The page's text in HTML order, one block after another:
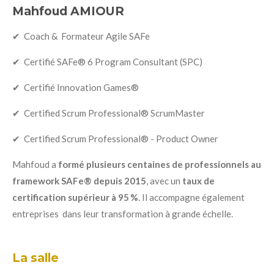
Mahfoud AMIOUR
✔ Coach & Formateur Agile SAFe
✔ Certifié SAFe® 6 Program Consultant (SPC)
✔ Certifié Innovation Games®
✔ Certified Scrum Professional® ScrumMaster
✔ Certified Scrum Professional® - Product Owner
Mahfoud a formé plusieurs centaines de professionnels au
framework SAFe® depuis 2015, avec un taux de
certification supérieur à 95 %. Il accompagne également
entreprises dans leur transformation à grande échelle.
La salle